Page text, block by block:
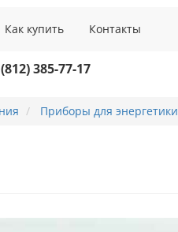
Как купить Контакты
385-77-17
Приборы для энергетики